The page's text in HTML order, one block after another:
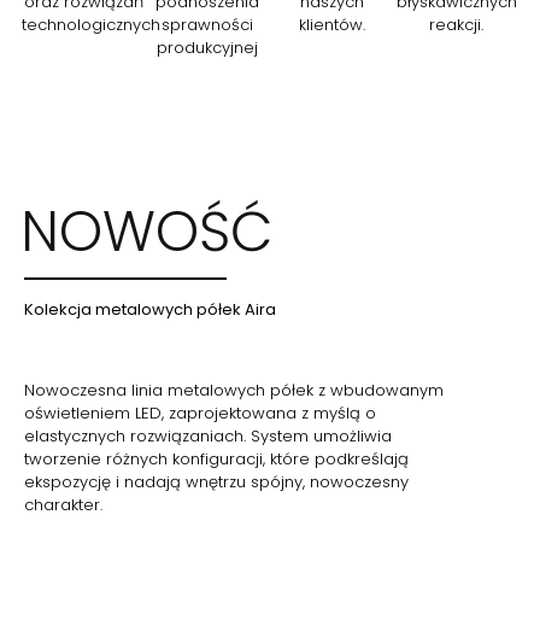
technologicznychsprawności
produkcyjnej
klientów.
reakcji.
NOWOŚĆ
Kolekcja metalowych półek Aira
Nowoczesna linia metalowych półek z wbudowanym
oświetleniem LED, zaprojektowana z myślą o
elastycznych rozwiązaniach. System umożliwia
tworzenie różnych konfiguracji, które podkreślają
ekspozycję i nadają wnętrzu spójny, nowoczesny
charakter.